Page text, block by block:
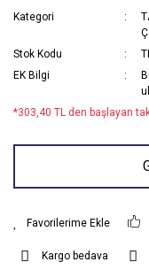
Kategori
Stok Kodu
EK Bilgi
*303,40 TL den başlayan
Kargo bedava